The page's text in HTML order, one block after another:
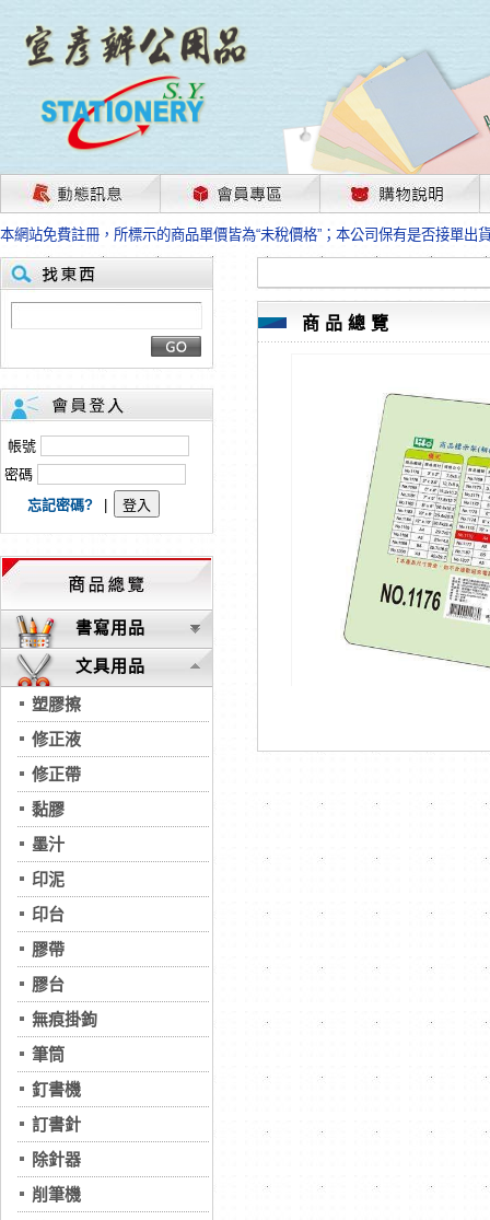
茲因國際情勢變化石油及塑化原物料波動漲幅甚大，部份上游供應商已採取
本網站免費註冊，所標示的商品單價皆為“未稅價格”；本公司保有是否接單出
HP、EPSON、CANON原廠耗材價格浮動，下單前請先跟客服人員確認最新
本網站免費註冊，所標示的商品單價皆為“未稅價格”；本公司保有是否接單出
匯款客戶請注意！因商品繁複來不及發現短缺，遂待客服人員跟您確認訂單
本網站免費註冊，所標示的商品單價皆為“未稅價格”；本公司保有是否接單出
茲因國際情勢變化石油及塑化原物料波動漲幅甚大，部份上游供應商已採取
本網站免費註冊，所標示的商品單價皆為“未稅價格”；本公司保有是否接單出
HP、EPSON、CANON原廠耗材價格浮動，下單前請先跟客服人員確認最新
本網站免費註冊，所標示的商品單價皆為“未稅價格”；本公司保有是否接單出
匯款客戶請注意！因商品繁複來不及發現短缺，遂待客服人員跟您確認訂單
本網站免費註冊，所標示的商品單價皆為“未稅價格”；本公司保有是否接單出
帳號
密碼
忘記密碼?
書寫用品
文具用品
塑膠擦
修正液
修正帶
黏膠
墨汁
印泥
印台
膠帶
膠台
無痕掛鉤
筆筒
釘書機
訂書針
除針器
削筆機
商品總覽